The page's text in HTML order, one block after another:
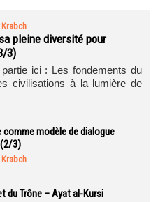
pleine diversité pour
3)
ici : Les fondements du
civilisations à la lumière de
comme modèle de dialogue
3)
du Trône – Ayat al-Kursi